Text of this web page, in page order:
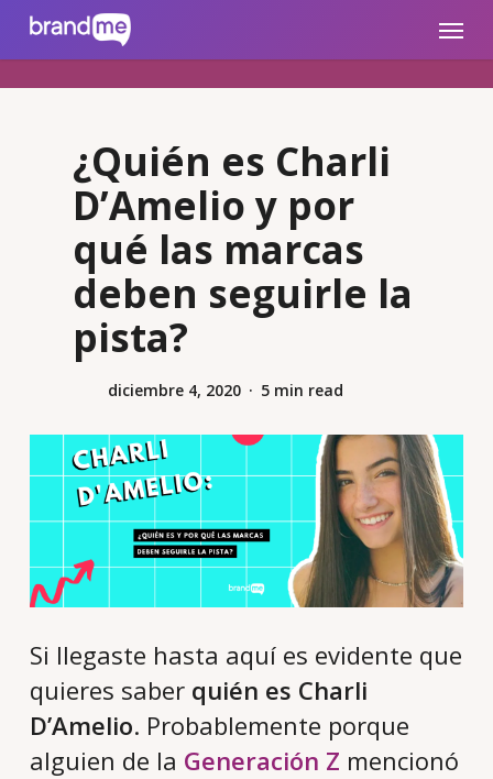
brandme.la Menu
¿Quién es Charli
D’Amelio y por
qué las marcas
deben seguirle la
pista?
diciembre 4, 2020 5 min read
Si llegaste hasta aquí es evidente que
quieres saber quién es Charli
D’Amelio. Probablemente porque
alguien de la Generación Z mencionó